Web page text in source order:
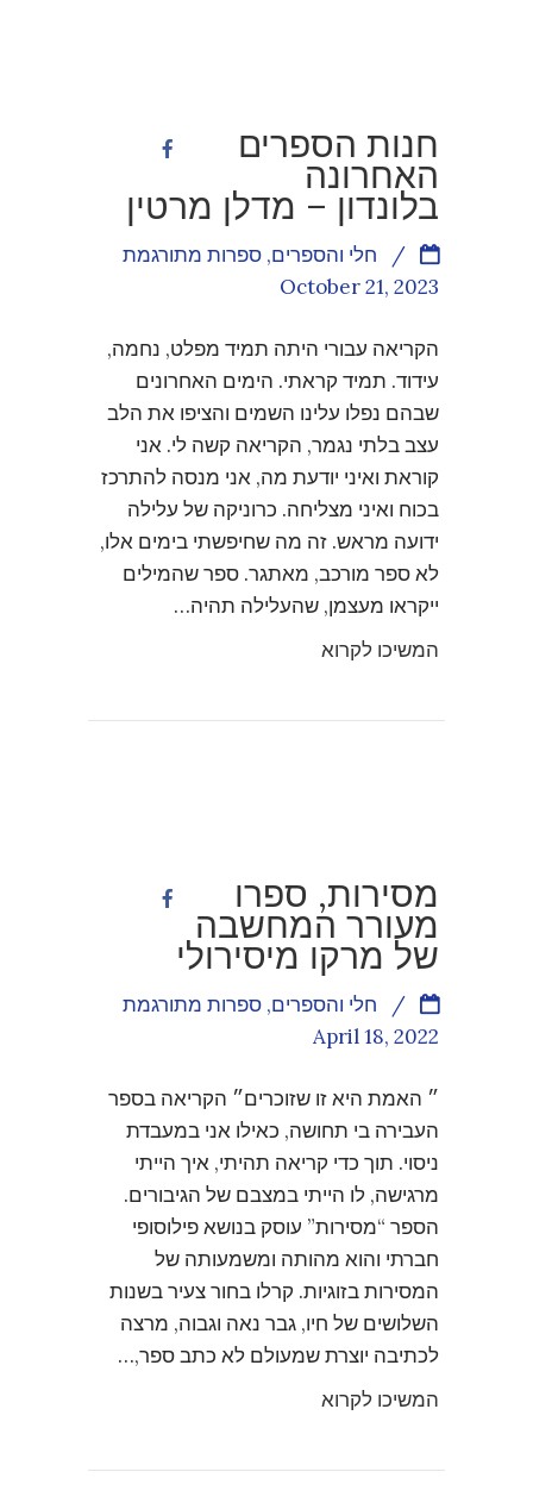
חנות הספרים
האחרונה
בלונדון – מדלן מרטין
חלי והספרים, ספרות מתורגמת
/
October 21, 2023
הקריאה עבורי היתה תמיד מפלט, נחמה,
עידוד. תמיד קראתי. הימים האחרונים
שבהם נפלו עלינו השמים והציפו את הלב
עצב בלתי נגמר, הקריאה קשה לי. אני
קוראת ואיני יודעת מה, אני מנסה להתרכז
בכוח ואיני מצליחה. כרוניקה של עלילה
ידועה מראש. זה מה שחיפשתי בימים אלו,
לא ספר מורכב, מאתגר. ספר שהמילים
ייקראו מעצמן, שהעלילה תהיה…
המשיכו לקרוא
מסירות, ספרו
מעורר המחשבה
של מרקו מיסירולי
חלי והספרים, ספרות מתורגמת
/
April 18, 2022
״ האמת היא זו שזוכרים״ הקריאה בספר
העבירה בי תחושה, כאילו אני במעבדת
ניסוי. תוך כדי קריאה תהיתי, איך הייתי
מרגישה, לו הייתי במצבם של הגיבורים.
הספר “מסירות” עוסק בנושא פילוסופי
חברתי והוא מהותה ומשמעותה של
המסירות בזוגיות. קרלו בחור צעיר בשנות
השלושים של חיו, גבר נאה וגבוה, מרצה
לכתיבה יוצרת שמעולם לא כתב ספר,…
המשיכו לקרוא